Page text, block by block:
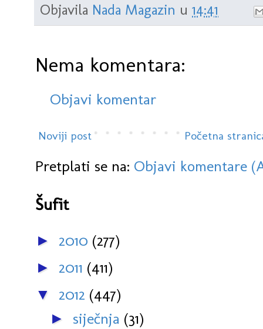
Objavila Nada Magazin u 14:41
Nema komentara:
Objavi komentar
Noviji post Početna
Pretplati se na: Objavi komentare
Šufit
► 2010 (277)
► 2011 (411)
▼ 2012 (447)
► siječnja (31)